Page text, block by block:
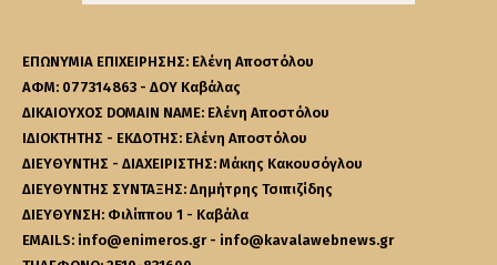
ΕΠΩΝΥΜΙΑ ΕΠΙΧΕΙΡΗΣΗΣ: Ελένη Αποστόλου
ΑΦΜ: 077314863 - ΔΟΥ Καβάλας
ΔΙΚΑΙΟΥΧΟΣ DOMAIN NAME: Ελένη Αποστόλου
ΙΔΙΟΚΤΗΤΗΣ - ΕΚΔΟΤΗΣ: Ελένη Αποστόλου
ΔΙΕΥΘΥΝΤΗΣ - ΔΙΑΧΕΙΡΙΣΤΗΣ: Μάκης Κακουσόγλου
ΔΙΕΥΘΥΝΤΗΣ ΣΥΝΤΑΞΗΣ: Δημήτρης Τσιπιζίδης
ΔΙΕΥΘΥΝΣΗ: Φιλίππου 1 - Καβάλα
EMAILS: info@enimeros.gr - info@kavalawebnews.gr